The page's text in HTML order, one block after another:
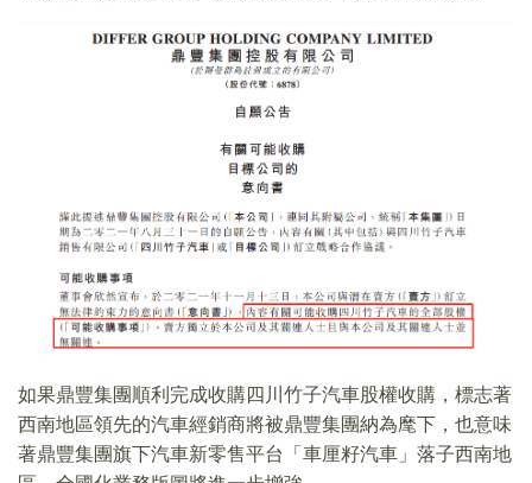
如果鼎豐集團順利完成收購四川竹子汽車股權收購，標志著
西南地區領先的汽車經銷商將被鼎豐集團納為麾下，也意味
著鼎豐集團旗下汽車新零售平台「車厘籽汽車」落子西南地